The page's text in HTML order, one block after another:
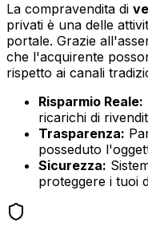
La compravendita di
privati è una delle
portale. Grazie
che l'acquirente
rispetto ai canali
Risparmio Reale:
ricarichi di
Trasparenza:
posseduto
Sicurezza:
proteggere i tuoi